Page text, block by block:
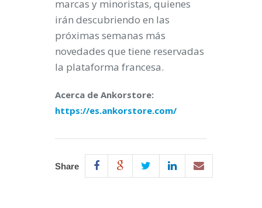
marcas y minoristas, quienes
irán descubriendo en las
próximas semanas más
novedades que tiene reservadas
la plataforma francesa.
Acerca de Ankorstore:
https://es.ankorstore.com/
Share